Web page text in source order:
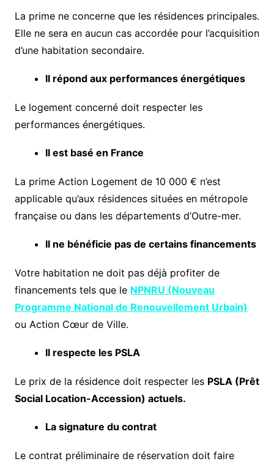
La prime ne concerne que les résidences principales.
Elle ne sera en aucun cas accordée pour l’acquisition
d’une habitation secondaire.
Il répond aux performances énergétiques
Le logement concerné doit respecter les
performances énergétiques.
Il est basé en France
La prime Action Logement de 10 000 € n’est
applicable qu’aux résidences situées en métropole
française ou dans les départements d’Outre-mer.
Il ne bénéficie pas de certains financements
Votre habitation ne doit pas déjà profiter de
financements tels que le NPNRU (Nouveau
Programme National de Renouvellement Urbain)
ou Action Cœur de Ville.
Il respecte les PSLA
Le prix de la résidence doit respecter les PSLA (Prêt
Social Location-Accession) actuels.
La signature du contrat
Le contrat préliminaire de réservation doit faire